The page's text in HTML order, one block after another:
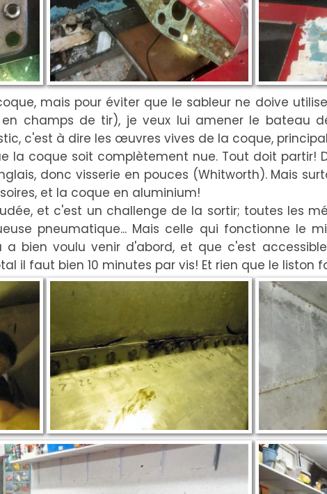
mais pour éviter que le sableur ne doive
champs de tir), je veux lui amener le bateau
c'est à dire les œuvres vives de la coque,
la coque soit complètement nue. Tout doit partir!
donc visserie en pouces (Whitworth). Mais
et la coque en aluminium!
et c'est un challenge de la sortir; toutes les
pneumatique... Mais celle qui fonctionne le
bien voulu venir d'abord, et que c'est
il faut bien 10 minutes par vis! Et rien que le